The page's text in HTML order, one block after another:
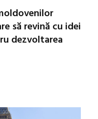
să revină cu idei
dezvoltarea